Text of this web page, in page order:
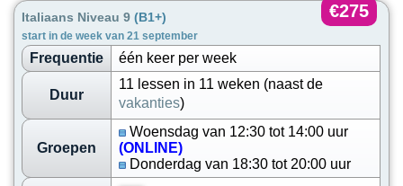
Italiaans Niveau 9 (B1+)
start in de week van 21 september
€275
Frequentie één keer per week
Duur
11 lessen in 11 weken (naast de
vakanties)
Groepen
Woensdag van 12:30 tot 14:00 uur
(ONLINE)
Donderdag van 18:30 tot 20:00 uur